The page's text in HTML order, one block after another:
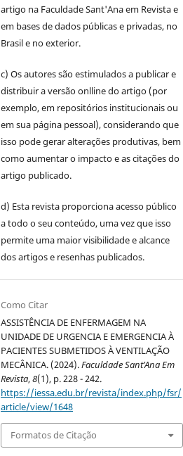
artigo na Faculdade Sant'Ana em Revista e
em bases de dados públicas e privadas, no
Brasil e no exterior.
c) Os autores são estimulados a publicar e
distribuir a versão onlline do artigo (por
exemplo, em repositórios institucionais ou
em sua página pessoal), considerando que
isso pode gerar alterações produtivas, bem
como aumentar o impacto e as citações do
artigo publicado.
d) Esta revista proporciona acesso público
a todo o seu conteúdo, uma vez que isso
permite uma maior visibilidade e alcance
dos artigos e resenhas publicados.
Como Citar
ASSISTÊNCIA DE ENFERMAGEM NA
UNIDADE DE URGENCIA E EMERGENCIA À
PACIENTES SUBMETIDOS À VENTILAÇÃO
MECÂNICA. (2024).Faculdade Sant’Ana Em
Revista,8(1), p. 228 - 242.
https://iessa.edu.br/revista/index.php/fsr/
article/view/1648
Formatos de Citação